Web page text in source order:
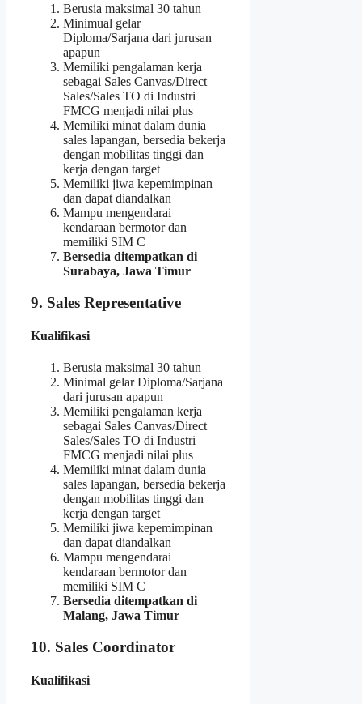
Berusia maksimal 30 tahun
Minimual gelar
Diploma/Sarjana dari jurusan
apapun
Memiliki pengalaman kerja
sebagai Sales Canvas/Direct
Sales/Sales TO di Industri
FMCG menjadi nilai plus
Memiliki minat dalam dunia
sales lapangan, bersedia bekerja
dengan mobilitas tinggi dan
kerja dengan target
Memiliki jiwa kepemimpinan
dan dapat diandalkan
Mampu mengendarai
kendaraan bermotor dan
memiliki SIM C
Bersedia ditempatkan di
Surabaya, Jawa Timur
9. Sales Representative
Kualifikasi
Berusia maksimal 30 tahun
Minimal gelar Diploma/Sarjana
dari jurusan apapun
Memiliki pengalaman kerja
sebagai Sales Canvas/Direct
Sales/Sales TO di Industri
FMCG menjadi nilai plus
Memiliki minat dalam dunia
sales lapangan, bersedia bekerja
dengan mobilitas tinggi dan
kerja dengan target
Memiliki jiwa kepemimpinan
dan dapat diandalkan
Mampu mengendarai
kendaraan bermotor dan
memiliki SIM C
Bersedia ditempatkan di
Malang, Jawa Timur
10. Sales Coordinator
Kualifikasi